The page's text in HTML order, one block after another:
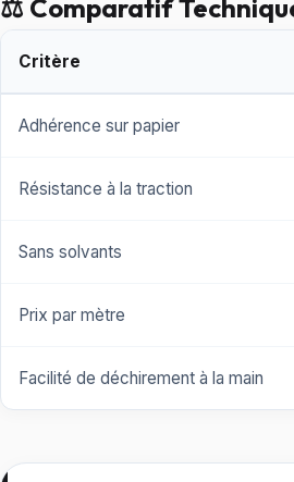
⚖️ Comparatif
Critère
Adhérence sur papier
Résistance à la traction
Sans solvants
Prix par mètre
Facilité de déchirement à la main